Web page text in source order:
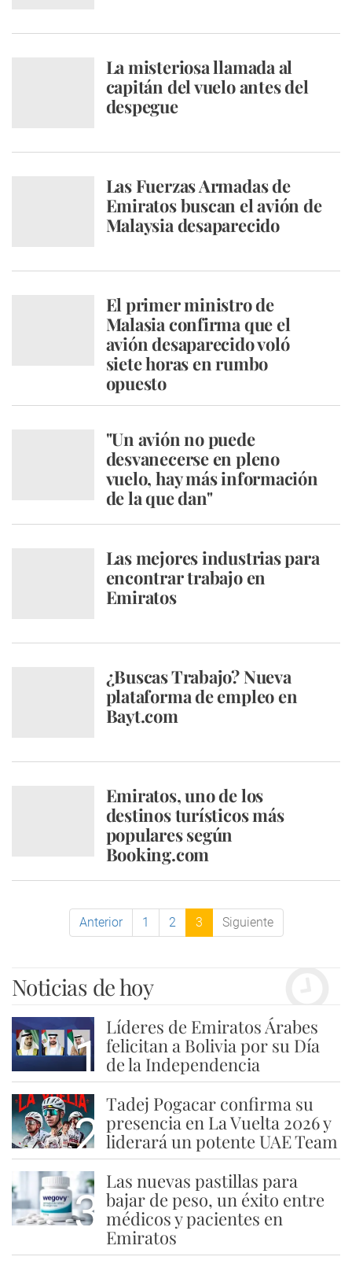
La misteriosa llamada al
capitán del vuelo antes del
despegue
Las Fuerzas Armadas de
Emiratos buscan el avión de
Malaysia desaparecido
El primer ministro de
Malasia confirma que el
avión desaparecido voló
siete horas en rumbo
opuesto
"Un avión no puede
desvanecerse en pleno
vuelo, hay más información
de la que dan"
Las mejores industrias para
encontrar trabajo en
Emiratos
¿Buscas Trabajo? Nueva
plataforma de empleo en
Bayt.com
Emiratos, uno de los
destinos turísticos más
populares según
Booking.com
Anterior 1 2 3 Siguiente
Noticias de hoy
1
Líderes de Emiratos Árabes
felicitan a Bolivia por su Día
de la Independencia
2
Tadej Pogacar confirma su
presencia en La Vuelta 2026 y
liderará un potente UAE Team
3
Las nuevas pastillas para
bajar de peso, un éxito entre
médicos y pacientes en
Emiratos